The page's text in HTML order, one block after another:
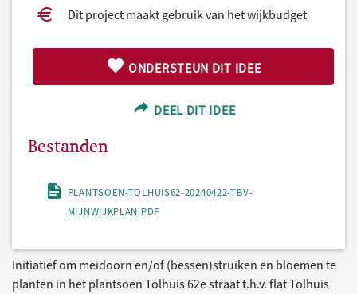
Dit project maakt gebruik van het wijkbudget
ONDERSTEUN DIT IDEE
DEEL DIT IDEE
Bestanden
PLANTSOEN-TOLHUIS62-20240422-TBV-
MIJNWIJKPLAN.PDF
Initiatief om meidoorn en/of (bessen)struiken en bloemen te
planten in het plantsoen Tolhuis 62e straat t.h.v. flat Tolhuis